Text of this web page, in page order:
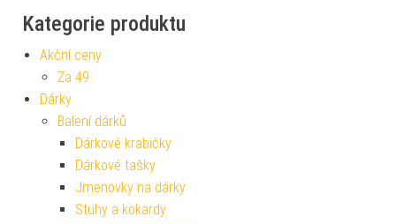
Kategorie produktu
Akční ceny
Za 49
Dárky
Balení dárků
Dárkové krabičky
Dárkové tašky
Jmenovky na dárky
Stuhy a kokardy